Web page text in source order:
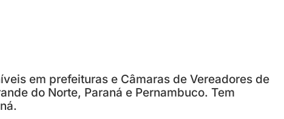
em prefeituras e Câmaras de Vereadores de
do Norte, Paraná e Pernambuco. Tem